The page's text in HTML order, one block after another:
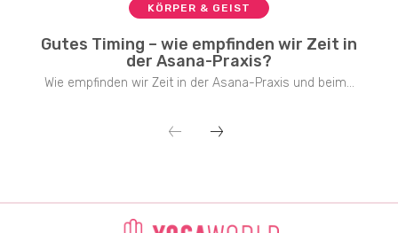
KÖRPER & GEIST
Gutes Timing – wie empfinden wir Zeit in
der Asana-Praxis?
Wie empfinden wir Zeit in der Asana-Praxis und beim...